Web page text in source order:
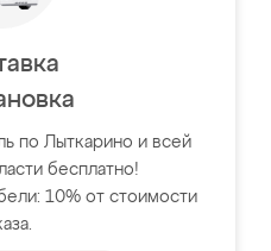
по Лыткарино и всей
бесплатно!
10% от стоимости